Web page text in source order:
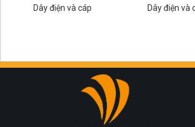
Dây điện và cáp Dây điện và